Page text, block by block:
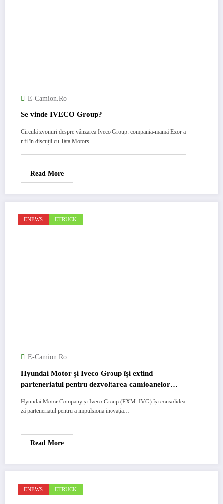
E-Camion.ro
Se vinde IVECO Group?
Circulă zvonuri despre vânzarea Iveco Group: compania-mamă Exor a
r fi în discuții cu Tata Motors.…
Read More
ENEWS ETRUCK
E-Camion.ro
Hyundai Motor și Iveco Group își extind
parteneriatul pentru dezvoltarea camioanelor
Hyundai Motor Company și Iveco Group (EXM: IVG) își consolidea
ză parteneriatul pentru a impulsiona inovația…
Read More
ENEWS ETRUCK